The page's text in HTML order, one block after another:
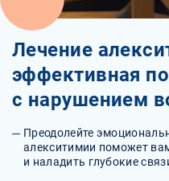
Лечение
эффективная
с нарушением
Преодолейте
алекситимии поможет
и наладить глубокие